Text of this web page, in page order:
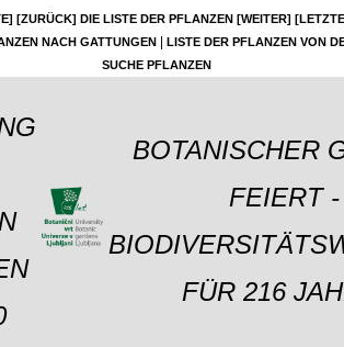
[ZURÜCK] DIE LISTE DER PFLANZEN [WEITER]
NACH GATTUNGEN
LISTE DER PFLANZEN VON
SUCHE PFLANZEN
BOTANISCHER
FEIERT -
FÜR 216